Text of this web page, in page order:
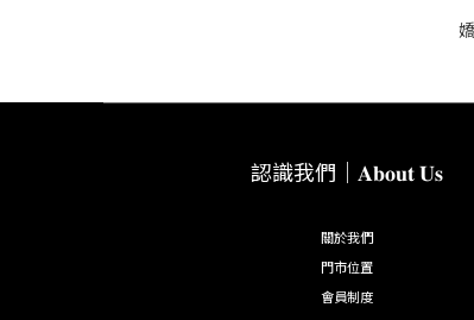
認識我們｜𝐀𝐛𝐨𝐮𝐭 𝐔𝐬
關於我們
門市位置
會員制度